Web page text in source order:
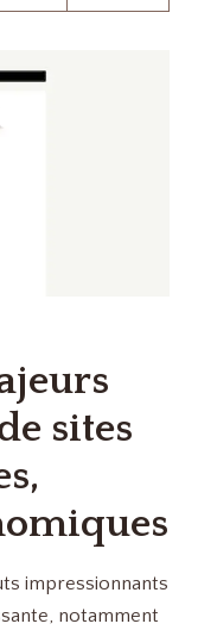
sites
impressionnants
notamment